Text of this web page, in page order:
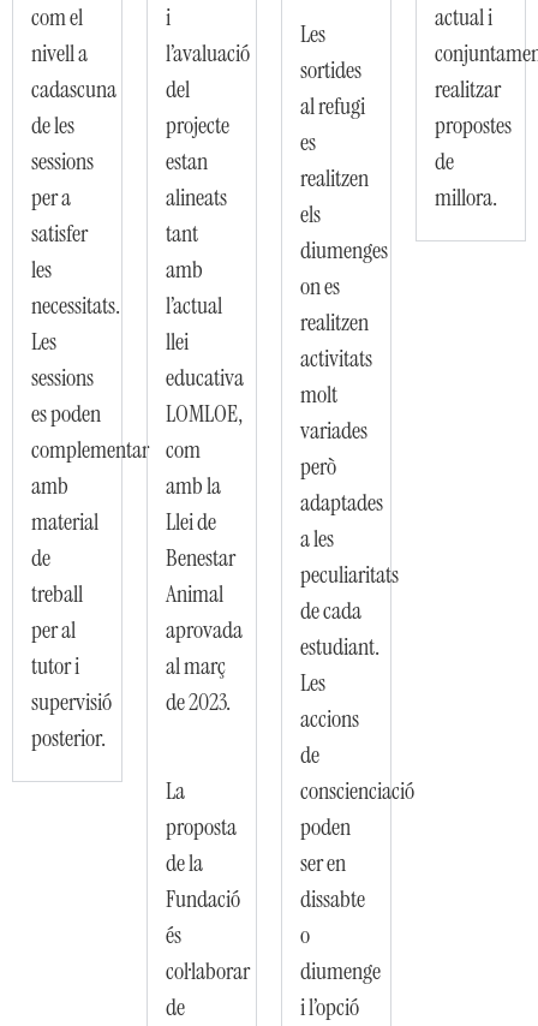
com el
nivell a
cadascuna
de les
sessions
per a
satisfer
les
necessitats.
Les
sessions
es poden
complementar
amb
material
de
treball
per al
tutor i
supervisió
posterior.
i
l’avaluació
del
projecte
estan
alineats
tant
amb
l’actual
llei
educativa
LOMLOE,
com
amb la
Llei de
Benestar
Animal
aprovada
al març
de 2023.
La
proposta
de la
Fundació
és
col·laborar
de
Les
sortides
al refugi
es
realitzen
els
diumenges
on es
realitzen
activitats
molt
variades
però
adaptades
a les
peculiaritats
de cada
estudiant.
Les
accions
de
conscienciació
poden
ser en
dissabte
o
diumenge
i l’opció
actual i
realitzar
propostes
de
millora.